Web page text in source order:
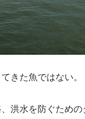
きた魚ではない。
洪水を防ぐため